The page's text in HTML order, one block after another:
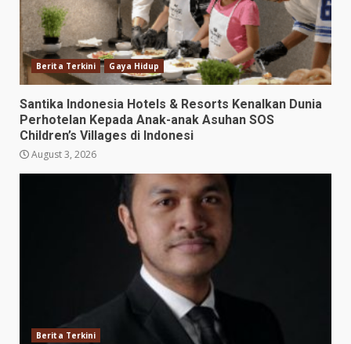
Berita Terkini Gaya Hidup
Santika Indonesia Hotels & Resorts Kenalkan Dunia
Perhotelan Kepada Anak-anak Asuhan SOS
Children’s Villages di Indonesi
August 3, 2026
Berita Terkini